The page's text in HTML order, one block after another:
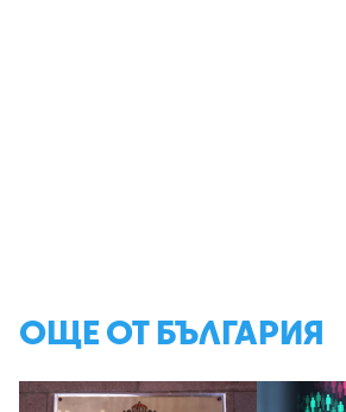
ОЩЕ ОТ БЪЛГАРИЯ